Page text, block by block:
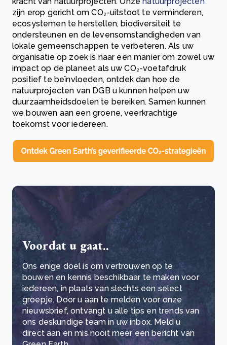
zijn erop gericht om CO₂-uitstoot te verminderen,
ecosystemen te herstellen, biodiversiteit te
ondersteunen en de levensomstandigheden van
lokale gemeenschappen te verbeteren. Als uw
organisatie op zoek is naar een manier om zowel uw
impact op de planeet als uw CO₂-voetafdruk
positief te beïnvloeden, ontdek dan hoe de
natuurprojecten van DGB u kunnen helpen uw
duurzaamheidsdoelen te bereiken. Samen kunnen
we bouwen aan een groene, veerkrachtige
toekomst voor iedereen.
Voordat u gaat..
Ons enige doel is om vertrouwen op te
bouwen en kennis beschikbaar te maken voor
iedereen, in plaats van slechts een select
groepje. Door u aan te melden voor onze
nieuwsbrief, ontvangt u alle tips en trends van
ons deskundige team in uw inbox. Meld u
direct aan en mis nooit meer een bericht van